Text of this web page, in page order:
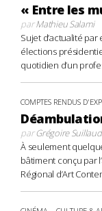
« Entre les
parMathieu Salami
Sujet d’actualité par
élections
quotidien d’un
COMPTES RENDUS
parGrégoire Suillaud
À seulement
bâtiment conçu par
Régional d’Art